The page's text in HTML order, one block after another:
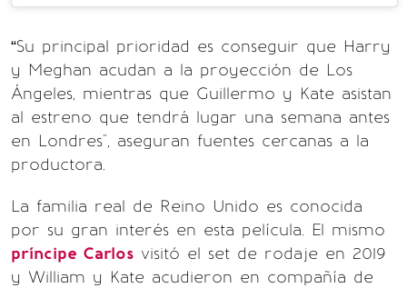
“Su principal prioridad es conseguir que Harry
y Meghan acudan a la proyección de Los
Ángeles, mientras que Guillermo y Kate asistan
al estreno que tendrá lugar una semana antes
en Londres", aseguran fuentes cercanas a la
productora.
La familia real de Reino Unido es conocida
por su gran interés en esta película. El mismo
príncipe Carlos visitó el set de rodaje en 2019
y William y Kate acudieron en compañía de